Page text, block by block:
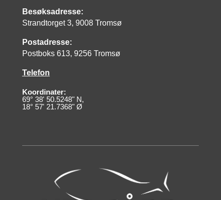
Besøksadresse:
Strandtorget 3, 9008 Tromsø
Postadresse:
Postboks 613, 9256 Tromsø
Telefon
Koordinater:
69° 38' 50.5248" N,
18° 57' 21.7368" Ø